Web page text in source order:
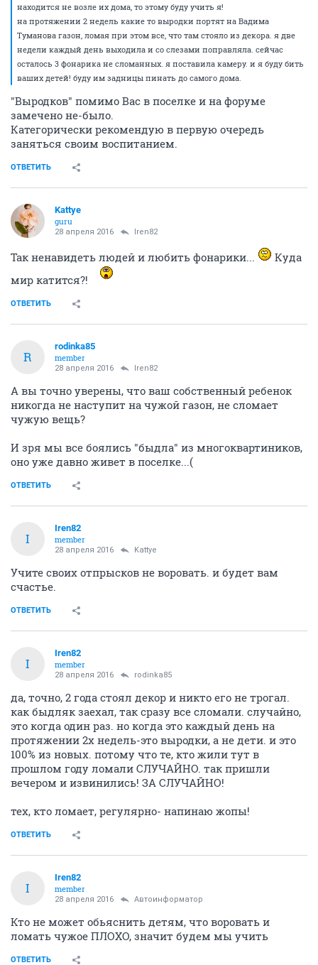
находится не возле их дома, то этому буду учить я!
на протяжении 2 недель какие то выродки портят на Вадима
Туманова газон, ломая при этом все, что там стояло из декора. я две
недели каждый день выходила и со слезами поправляла. сейчас
осталось 3 фонарика не сломанных. я поставила камеру. и я буду бить
ваших детей! буду им задницы пинать до самого дома.
"Выродков" помимо Вас в поселке и на форуме
замечено не-было.
Категорически рекомендую в первую очередь
заняться своим воспитанием.
ОТВЕТИТЬ
Kattye
guru
28 апреля 2016 Iren82
Так ненавидеть людей и любить фонарики...
Куда
мир катится?!
ОТВЕТИТЬ
R
rodinka85
member
28 апреля 2016 Iren82
А вы точно уверены, что ваш собственный ребенок
никогда не наступит на чужой газон, не сломает
чужую вещь?
И зря мы все боялись "быдла" из многоквартиников,
оно уже давно живет в поселке...(
ОТВЕТИТЬ
I
Iren82
member
28 апреля 2016 Kattye
Учите своих отпрысков не воровать. и будет вам
счастье.
ОТВЕТИТЬ
I
Iren82
member
28 апреля 2016 rodinka85
да, точно, 2 года стоял декор и никто его не трогал.
как быдляк заехал, так сразу все сломали. случайно,
это когда один раз. но когда это каждый день на
протяжении 2х недель-это выродки, а не дети. и это
100% из новых. потому что те, кто жили тут в
прошлом году ломали СЛУЧАЙНО. так пришли
вечером и извинились! ЗА СЛУЧАЙНО!
тех, кто ломает, регулярно- напинаю жопы!
ОТВЕТИТЬ
I
Iren82
member
28 апреля 2016 Автоинформатор
Кто не может обьяснить детям, что воровать и
ломать чужое ПЛОХО, значит будем мы учить
ОТВЕТИТЬ